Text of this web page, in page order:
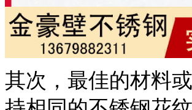
其次，最佳的材料